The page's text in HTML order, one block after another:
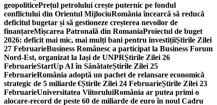
geopoliticePrețul petrolului crește puternic pe fondul
conflictului din Orientul MijlociuRomânia încearcă să reducă
deficitul bugetar și să gestioneze creșterea nevoilor de
finanțareMișcarea Patronală din RomaniaProiectul de buget
2026: deficit mai mic, mai mulți bani pentru investițiiȘtirile Zilei
27 FebruarieBusiness Românesc a participat la Business Forum
Nord-Est, organizat la Iași de UNPRȘtirile Zilei 26
FebruarieStartUp AI în SănătateȘtirile Zilei 25
FebruarieRomânia adoptă un pachet de relansare economică
strategic de 5 miliarde €Știrile Zilei 24 FebruarieȘtirile Zilei 23
FebruarieUniversitatea ViitoruluiRomânia ar putea primi o
alocare-record de peste 60 de miliarde de euro în noul Cadru